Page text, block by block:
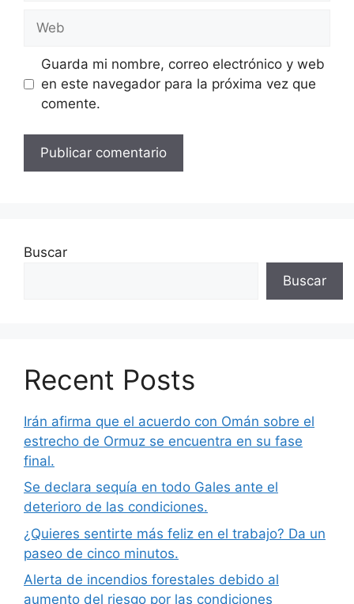
Web
Guarda mi nombre, correo electrónico y web
en este navegador para la próxima vez que
comente.
Buscar
Buscar
Recent Posts
Irán afirma que el acuerdo con Omán sobre el
estrecho de Ormuz se encuentra en su fase
final.
Se declara sequía en todo Gales ante el
deterioro de las condiciones.
¿Quieres sentirte más feliz en el trabajo? Da un
paseo de cinco minutos.
Alerta de incendios forestales debido al
aumento del riesgo por las condiciones